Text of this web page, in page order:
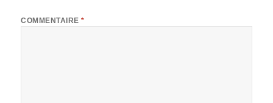
COMMENTAIRE*